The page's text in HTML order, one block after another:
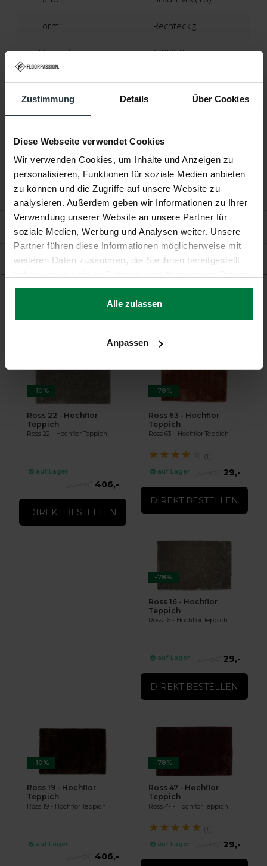
Zustimmung Details Über Cookies
Diese Webseite verwendet Cookies
Wir verwenden Cookies, um Inhalte und Anzeigen zu
personalisieren, Funktionen für soziale Medien anbieten
zu können und die Zugriffe auf unsere Website zu
analysieren. Außerdem geben wir Informationen zu Ihrer
Verwendung unserer Website an unsere Partner für
soziale Medien, Werbung und Analysen weiter. Unsere
Partner führen diese Informationen möglicherweise mit
weiteren Daten zusammen, die Sie ihnen bereitgestellt
gesammelt haben.
Alle zulassen
Anpassen
Bewertungen
Produkt
Form: Rechteckig
Material: 100% Polyester
Produktionstechnik: Tufting Maschinell
Garantie: 2 Jahre
Fußbodenheizung: Geeignet
-10%
Ross 22 - Hochflor
Teppich
Ross 22 - Hochflor Teppich
auf Lager
406,-
DIREKT BESTELLEN
-78%
Ross 63 - Hochflor
Teppich
Ross 63 - Hochflor Teppich
★★★★ (1)
auf Lager 29,-
DIREKT BESTELLEN
-78%
Ross 16 - Hochflor
Teppich
Ross 16 - Hochflor Teppich
auf Lager 29,-
DIREKT BESTELLEN
-10%
Ross 19 - Hochflor
Teppich
Ross 19 - Hochflor Teppich
auf Lager
406,-
-78%
Ross 47 - Hochflor
Teppich
Ross 47 - Hochflor Teppich
★★★★★ (1)
auf Lager 29,-